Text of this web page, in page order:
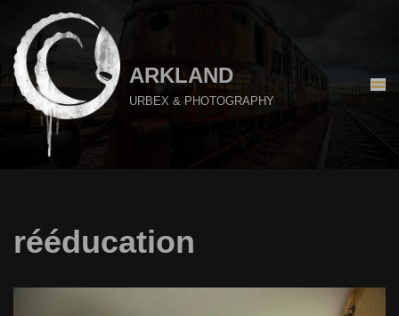
Aller
au
contenu
ARKLAND
URBEX & PHOTOGRAPHY
rééducation